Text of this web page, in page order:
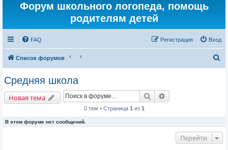
Форум школьного логопеда, помощь
родителям детей
FAQ Вход
Регистрация
Список форумов
о
Средняя школа
Новая тема Поиск
0 тем • Страница 1 из 1
В этом форуме нет сообщений.
Перейти